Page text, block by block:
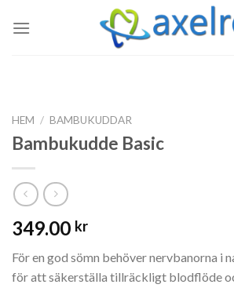
HEM / BAMBUKUDDAR
Bambukudde Basic
349.00 kr
För en god sömn behöver nervbanorna i
för att säkerställa tillräckligt blodflöde